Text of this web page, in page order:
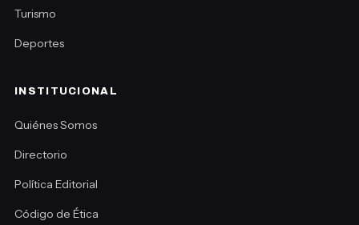
Turismo
Deportes
INSTITUCIONAL
Quiénes Somos
Directorio
Política Editorial
Código de Ética